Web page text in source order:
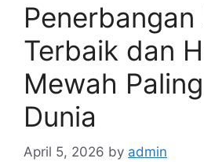
Penerbangan
Terbaik dan
Mewah
Dunia
April 5, 2026 by admin